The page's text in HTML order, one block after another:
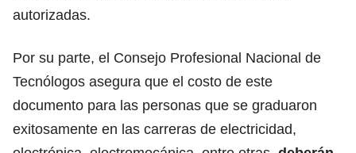
autorizadas.
Por su parte, el Consejo Profesional Nacional de
Tecnólogos asegura que el costo de este
documento para las personas que se graduaron
exitosamente en las carreras de electricidad,